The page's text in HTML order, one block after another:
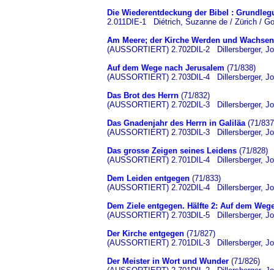
Die Wiederentdeckung der Bibel :
2.011DIE-1 Diétrich, Suzanne de / Zürich /
Am Meere; der Kirche Werden und Wachsen
(AUSSORTIERT) 2.702DIL-2 Dillersberger,
Auf dem Wege nach Jerusalem (71/838)
(AUSSORTIERT) 2.703DIL-4 Dillersberger,
Das Brot des Herrn (71/832)
(AUSSORTIERT) 2.702DIL-3 Dillersberger,
Das Gnadenjahr des Herrn in Galiläa(71/
(AUSSORTIERT) 2.703DIL-3 Dillersberger,
Das grosse Zeigen seines Leidens (71/828)
(AUSSORTIERT) 2.701DIL-4 Dillersberger,
Dem Leiden entgegen (71/833)
(AUSSORTIERT) 2.702DIL-4 Dillersberger,
Dem Ziele entgegen. Hälfte 2: Auf dem
(AUSSORTIERT) 2.703DIL-5 Dillersberger,
Der Kirche entgegen (71/827)
(AUSSORTIERT) 2.701DIL-3 Dillersberger,
Der Meister in Wort und Wunder (71/826)